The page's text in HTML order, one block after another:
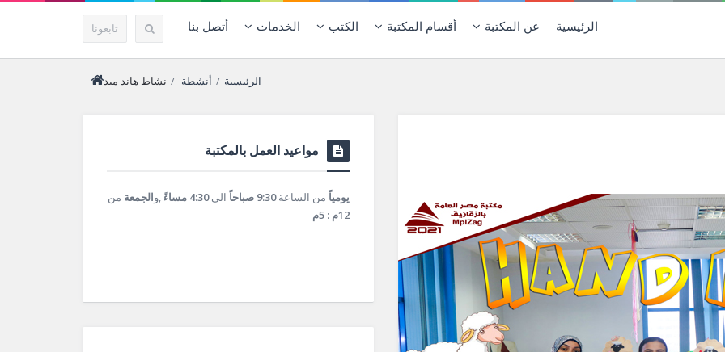
تابعونا الرئيسية عن المكتبة أقسام المكتبة الكتب الخدمات أتصل بنا
الرئيسية / أنشطة / نشاط هاند ميد
مواعيد العمل بالمكتبة
يومياً من الساعة9:30 صباحاً الى4:30 مساءً ,والجمعة من
12م : 5م